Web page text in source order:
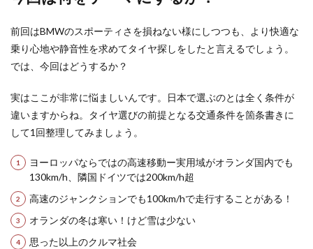
前回はBMWのスポーティさを損ねない様にしつつも、より快適な
乗り心地や静音性を求めてタイヤ探しをしたと言えるでしょう。
では、今回はどうするか？
実はここが非常に悩ましいんです。日本で選ぶのとは全く条件が
違いますからね。タイヤ選びの前提となる交通条件を箇条書きに
して1回整理してみましょう。
ヨーロッパならではの高速移動ー実用域がオランダ国内でも
130km/h、隣国ドイツでは200km/h超
高速のジャンクションでも100km/hで走行することがある！
オランダの冬は寒い！けど雪は少ない
思った以上のクルマ社会